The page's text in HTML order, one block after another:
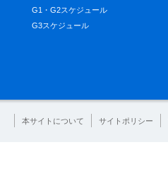
G1・G2スケジュール
G3スケジュール
本サイトについて サイトポリシー